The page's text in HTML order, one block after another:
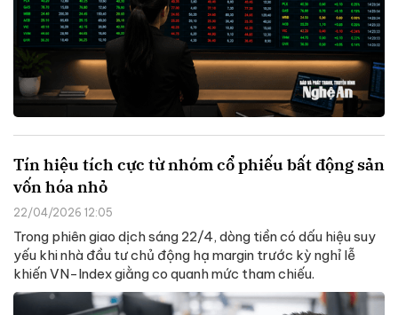
Tín hiệu tích cực từ nhóm cổ phiếu bất động sản
vốn hóa nhỏ
22/04/2026 12:05
Trong phiên giao dịch sáng 22/4, dòng tiền có dấu hiệu suy
yếu khi nhà đầu tư chủ động hạ margin trước kỳ nghỉ lễ
khiến VN-Index giằng co quanh mức tham chiếu.